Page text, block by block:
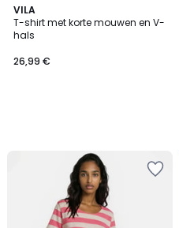
VILA
T-shirt met korte mouwen en V-
hals
26,99 €